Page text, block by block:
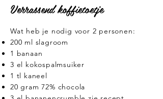
Verrassend koffietoetje
Wat heb je nodig voor 2 personen:
200 ml slagroom
1 banaan
3 el kokospalmsuiker
1 tl kaneel
20 gram 72% chocola